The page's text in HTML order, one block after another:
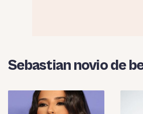
Sebastian novio de